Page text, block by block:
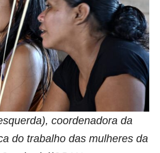
coordenadora da
do trabalho das mulheres da